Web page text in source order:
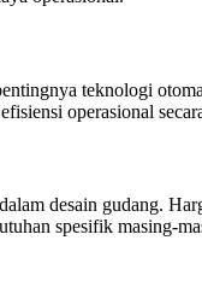
teknologi
operasional
desain gudang.
spesifik masing-